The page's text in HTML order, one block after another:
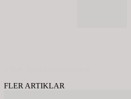
FLER ARTIKLAR